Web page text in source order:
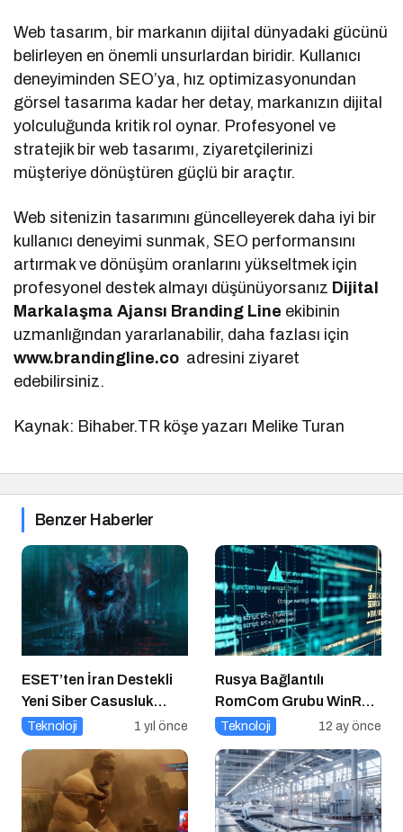
Web tasarım, bir markanın dijital dünyadaki gücünü
belirleyen en önemli unsurlardan biridir. Kullanıcı
deneyiminden SEO’ya, hız optimizasyonundan
görsel tasarıma kadar her detay, markanızın dijital
yolculuğunda kritik rol oynar. Profesyonel ve
stratejik bir web tasarımı, ziyaretçilerinizi
müşteriye dönüştüren güçlü bir araçtır.
Web sitenizin tasarımını güncelleyerek daha iyi bir
kullanıcı deneyimi sunmak, SEO performansını
artırmak ve dönüşüm oranlarını yükseltmek için
profesyonel destek almayı düşünüyorsanız Dijital
Markalaşma Ajansı Branding Line ekibinin
uzmanlığından yararlanabilir, daha fazlası için
www.brandingline.co adresini ziyaret
edebilirsiniz.
Kaynak: Bihaber.TR köşe yazarı Melike Turan
Benzer Haberler
ESET’ten İran Destekli
Yeni Siber Casusluk
Operasyonu Uyarısı
Teknoloji 1 yıl önce
Rusya Bağlantılı
RomCom Grubu WinRAR
Açığını Hedef Aldı
Teknoloji 12 ay önce